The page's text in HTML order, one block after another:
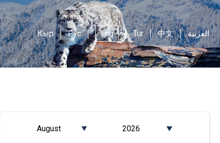
Кыр Рус Eng Tur 中文 العربية
August
2026